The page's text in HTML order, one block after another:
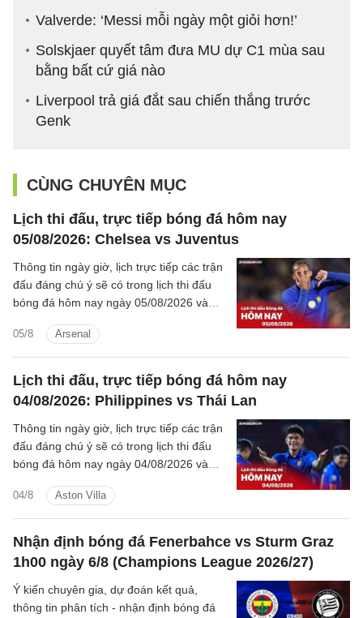
Valverde: ‘Messi mỗi ngày một giỏi hơn!’
Solskjaer quyết tâm đưa MU dự C1 mùa sau
bằng bất cứ giá nào
Liverpool trả giá đắt sau chiến thắng trước
Genk
CÙNG CHUYÊN MỤC
Lịch thi đấu, trực tiếp bóng đá hôm nay
05/08/2026: Chelsea vs Juventus
05/8 Arsenal
Thông tin ngày giờ, lịch trực tiếp các trận
đấu đáng chú ý sẽ có trong lịch thi đấu
bóng đá hôm nay ngày 05/08/2026 và
tiếp.
Lịch thi đấu, trực tiếp bóng đá hôm nay
04/08/2026: Philippines vs Thái Lan
04/8 Aston Villa
Thông tin ngày giờ, lịch trực tiếp các trận
đấu đáng chú ý sẽ có trong lịch thi đấu
bóng đá hôm nay ngày 04/08/2026 và
tiếp.
Nhận định bóng đá Fenerbahce vs Sturm Graz
1h00 ngày 6/8 (Champions League 2026/27)
Ý kiến chuyên gia, dự đoán kết quả,
thông tin phân tích - nhận định bóng đá